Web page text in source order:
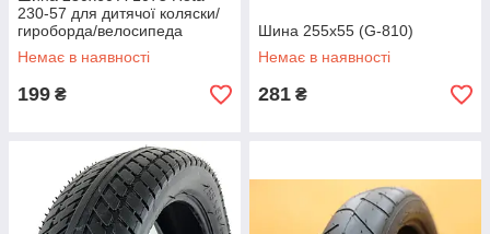
230-57 для дитячої коляски/
гироборда/велосипеда
Немає в наявності
199 ₴
Шина 255x55 (G-810)
Немає в наявності
281 ₴